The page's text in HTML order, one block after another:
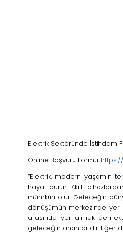
Elektrik Sektöründe İstihdam
Online Başvuru Formu:
“Elektrik, modern yaşamın
hayat durur. Akıllı
mümkün olur. Geleceğin
dönüşümün merkezinde yer
arasında yer almak
geleceğin anahtarıdır. Eğer